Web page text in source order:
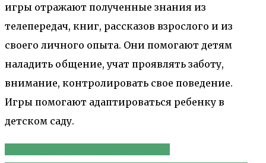
игры отражают полученные знания из
телепередач, книг, рассказов взрослого и из
своего личного опыта. Они помогают детям
наладить общение, учат проявлять заботу,
внимание, контролировать свое поведение.
Игры помогают адаптироваться ребенку в
детском саду.
Навигация